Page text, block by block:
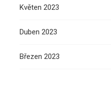
Květen 2023
Duben 2023
Březen 2023